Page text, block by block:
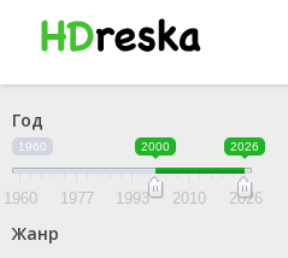
Год
1960 2000 2026
1960 1977 1993 2010 2026
Жанр